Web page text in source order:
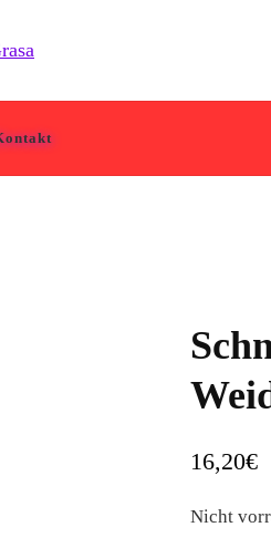
16,20€
Nicht